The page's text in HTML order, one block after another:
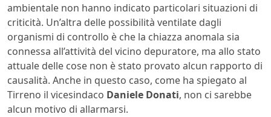
ambientale non hanno indicato particolari situazioni di
criticità. Un’altra delle possibilità ventilate dagli
organismi di controllo è che la chiazza anomala sia
connessa all’attività del vicino depuratore, ma allo stato
attuale delle cose non è stato provato alcun rapporto di
causalità. Anche in questo caso, come ha spiegato al
Tirreno il vicesindaco Daniele Donati, non ci sarebbe
alcun motivo di allarmarsi.